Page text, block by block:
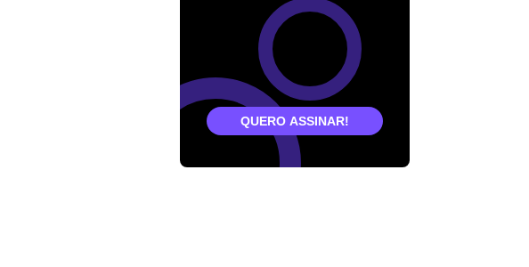
QUERO ASSINAR!